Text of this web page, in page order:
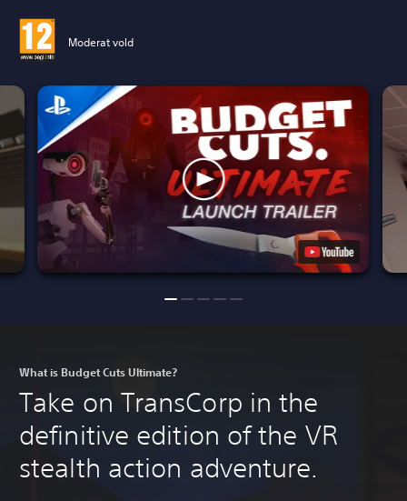
Moderat vold
What is Budget Cuts Ultimate?
Take on TransCorp in the
definitive edition of the VR
stealth action adventure.